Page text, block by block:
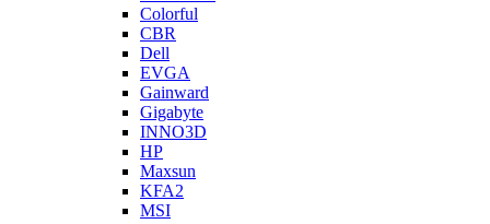
Colorful
CBR
Dell
EVGA
Gainward
Gigabyte
INNO3D
HP
Maxsun
KFA2
MSI